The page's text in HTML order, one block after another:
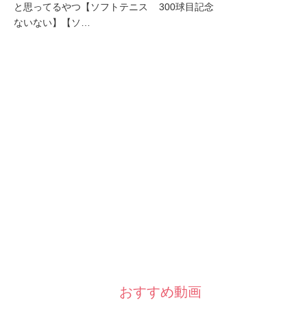
と思ってるやつ【ソフトテニス
ないない】【ソ…
300球目記念
おすすめ動画